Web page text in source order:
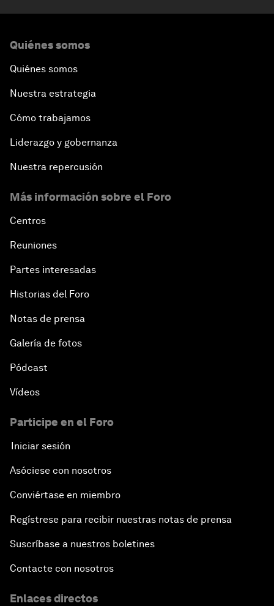
Quiénes somos
Quiénes somos
Nuestra estrategia
Cómo trabajamos
Liderazgo y gobernanza
Nuestra repercusión
Más información sobre el Foro
Centros
Reuniones
Partes interesadas
Historias del Foro
Notas de prensa
Galería de fotos
Pódcast
Vídeos
Participe en el Foro
Iniciar sesión
Asóciese con nosotros
Conviértase en miembro
Regístrese para recibir nuestras notas de prensa
Suscríbase a nuestros boletines
Contacte con nosotros
Enlaces directos